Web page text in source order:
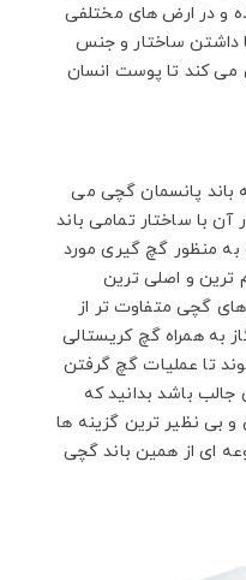
متر بوده و در ارض های مختلفی
داشتن ساختار و جنس
می کند تا پوست انسان
باند پانسمان گچی می
آن با ساختار تمامی باند
به منظور گچ گیری مورد
ترین و اصلی ترین
گچی متفاوت تر از
به همراه گچ کریستالی
تا عملیات گچ گرفتن
جالب باشد بدانید که
و بی نظیر ترین گزینه ها
ای از همین باند گچی